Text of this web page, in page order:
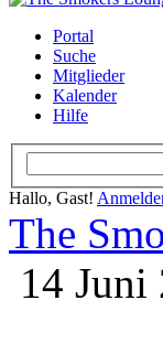
Portal
Suche
Mitglieder
Kalender
Hilfe
Hallo, Gast!
The
14 Juni